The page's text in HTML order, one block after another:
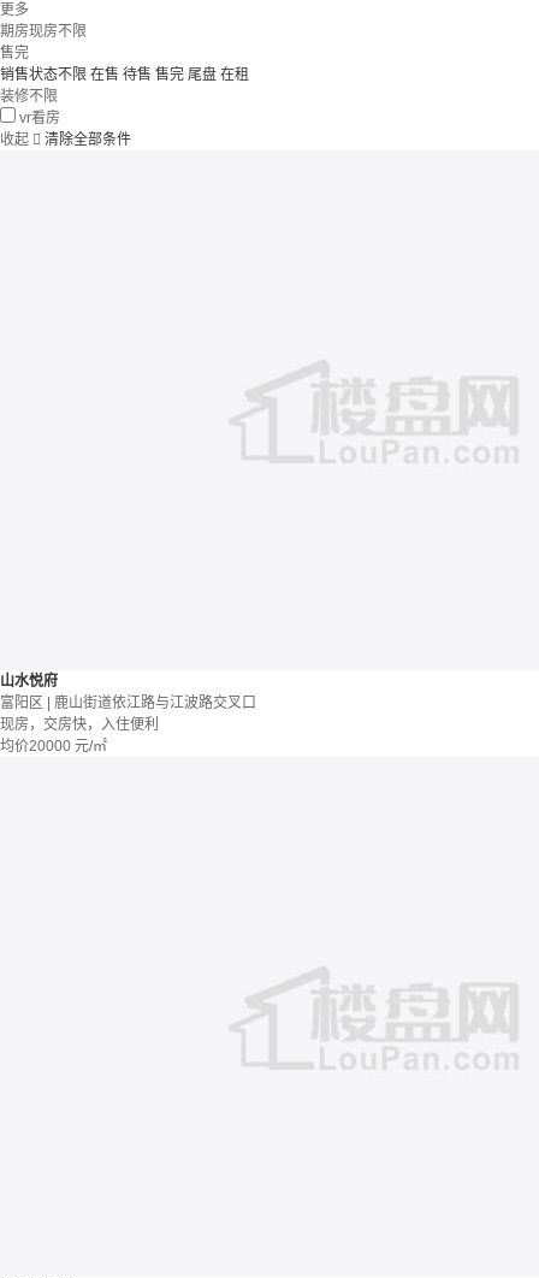
更多
期房现房不限
售完
销售状态不限 在售 待售 售完 尾盘 在租
装修不限
vr看房
收起  清除全部条件
山水悦府
富阳区 | 鹿山街道依江路与江波路交叉口
现房，交房快，入住便利
均价20000 元/㎡